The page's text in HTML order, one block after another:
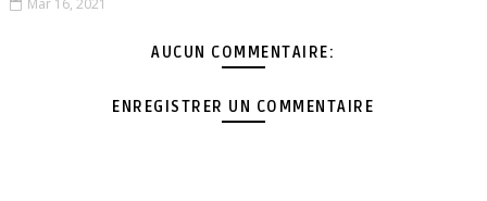
Mar 16, 2021
AUCUN COMMENTAIRE:
ENREGISTRER UN COMMENTAIRE